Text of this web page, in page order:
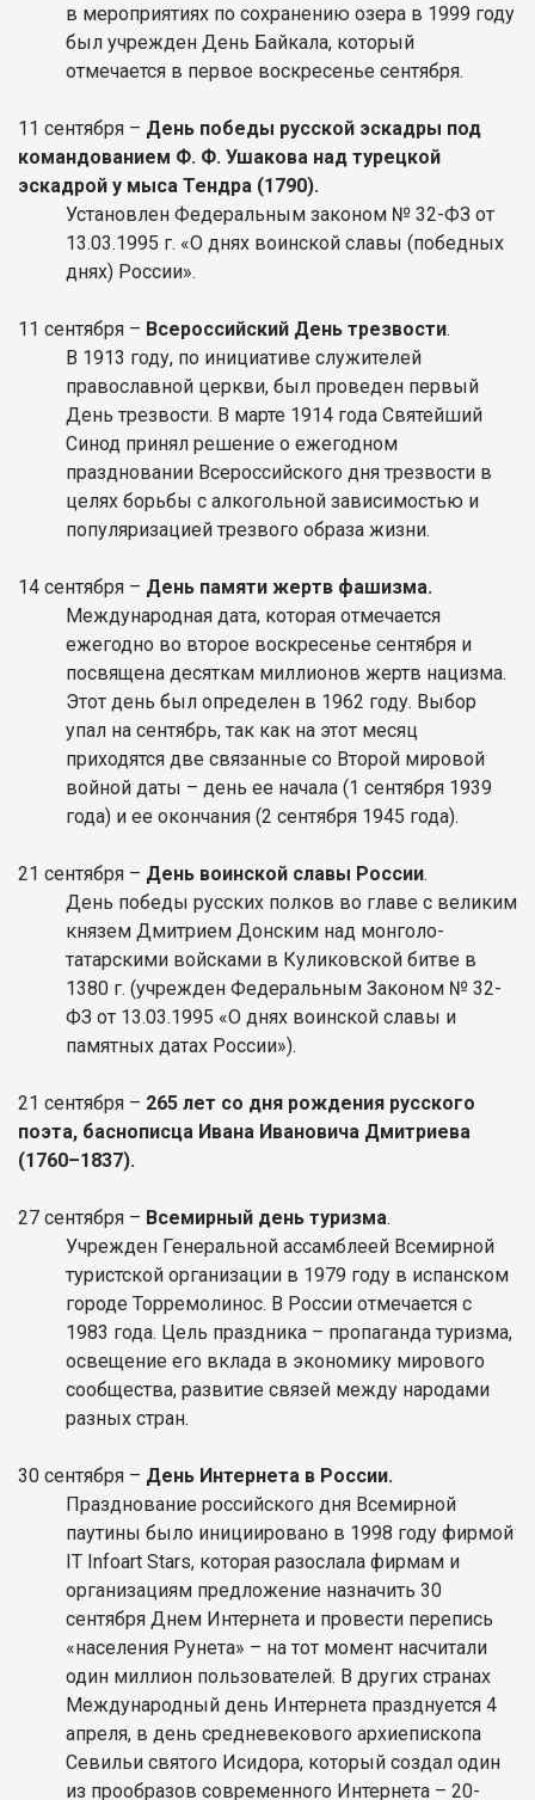
в мероприятиях по сохранению озера в 1999 году
был учрежден День Байкала, который
отмечается в первое воскресенье сентября.
11 сентября – День победы русской эскадры под
командованием Ф. Ф. Ушакова над турецкой
эскадрой у мыса Тендра (1790).
Установлен Федеральным законом № 32-ФЗ от
13.03.1995 г. «О днях воинской славы (победных
днях) России».
11 сентября – Всероссийский День трезвости.
В 1913 году, по инициативе служителей
православной церкви, был проведен первый
День трезвости. В марте 1914 года Святейший
Синод принял решение о ежегодном
праздновании Всероссийского дня трезвости в
целях борьбы с алкогольной зависимостью и
популяризацией трезвого образа жизни.
14 сентября – День памяти жертв фашизма.
Международная дата, которая отмечается
ежегодно во второе воскресенье сентября и
посвящена десяткам миллионов жертв нацизма.
Этот день был определен в 1962 году. Выбор
упал на сентябрь, так как на этот месяц
приходятся две связанные со Второй мировой
войной даты – день ее начала (1 сентября 1939
года) и ее окончания (2 сентября 1945 года).
21 сентября – День воинской славы России.
День победы русских полков во главе с великим
князем Дмитрием Донским над монголо-
татарскими войсками в Куликовской битве в
1380 г. (учрежден Федеральным Законом № 32-
ФЗ от 13.03.1995 «О днях воинской славы и
памятных датах России»).
21 сентября – 265 лет со дня рождения русского
поэта, баснописца Ивана Ивановича Дмитриева
(1760–1837).
27 сентября – Всемирный день туризма.
Учрежден Генеральной ассамблеей Всемирной
туристской организации в 1979 году в испанском
городе Торремолинос. В России отмечается с
1983 года. Цель праздника – пропаганда туризма,
освещение его вклада в экономику мирового
сообщества, развитие связей между народами
разных стран.
30 сентября – День Интернета в России.
Празднование российского дня Всемирной
паутины было инициировано в 1998 году фирмой
IT Infoart Stars, которая разослала фирмам и
организациям предложение назначить 30
сентября Днем Интернета и провести перепись
«населения Рунета» – на тот момент насчитали
один миллион пользователей. В других странах
Международный день Интернета празднуется 4
апреля, в день средневекового архиепископа
Севильи святого Исидора, который создал один
из прообразов современного Интернета – 20-